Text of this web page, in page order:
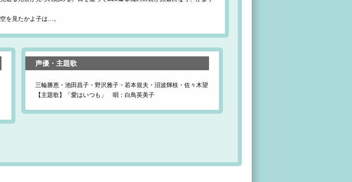
を見たかよ子は…。
声優・主題歌
三輪勝恵・池田昌子・野沢雅子・若本規夫・沼波輝枝・佐々木望
【主題歌】「愛はいつも」 唄：白鳥英美子